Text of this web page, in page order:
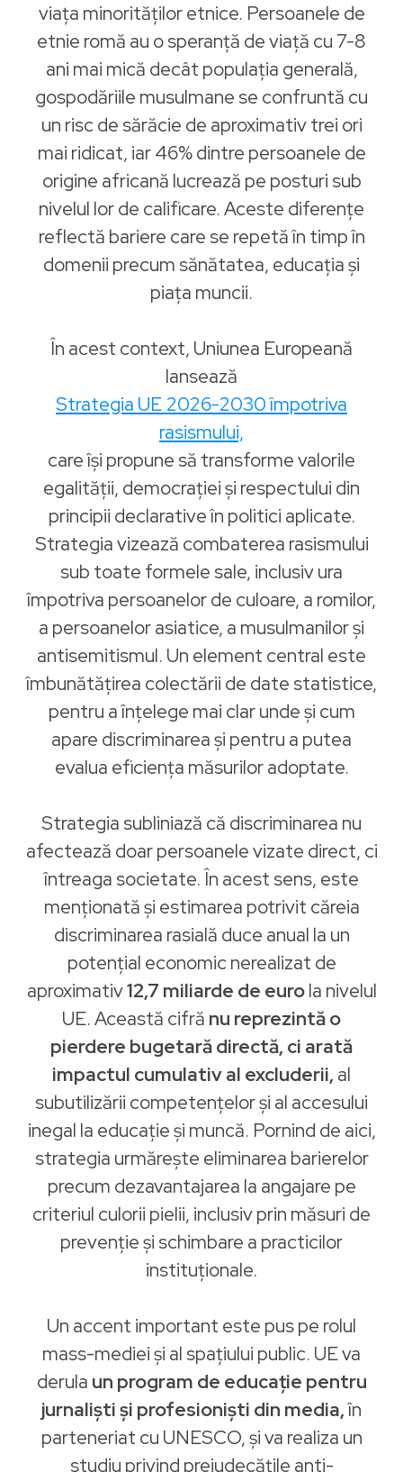
viața minorităților etnice. Persoanele de
etnie romă au o speranță de viață cu 7-8
ani mai mică decât populația generală,
gospodăriile musulmane se confruntă cu
un risc de sărăcie de aproximativ trei ori
mai ridicat, iar 46% dintre persoanele de
origine africană lucrează pe posturi sub
nivelul lor de calificare. Aceste diferențe
reflectă bariere care se repetă în timp în
domenii precum sănătatea, educația și
piața muncii.
În acest context, Uniunea Europeană
lansează
Strategia UE 2026-2030 împotriva
rasismului,
care își propune să transforme valorile
egalității, democrației și respectului din
principii declarative în politici aplicate.
Strategia vizează combaterea rasismului
sub toate formele sale, inclusiv ura
împotriva persoanelor de culoare, a romilor,
a persoanelor asiatice, a musulmanilor și
antisemitismul. Un element central este
îmbunătățirea colectării de date statistice,
pentru a înțelege mai clar unde și cum
apare discriminarea și pentru a putea
evalua eficiența măsurilor adoptate.
Strategia subliniază că discriminarea nu
afectează doar persoanele vizate direct, ci
întreaga societate. În acest sens, este
menționată și estimarea potrivit căreia
discriminarea rasială duce anual la un
potențial economic nerealizat de
aproximativ12,7 miliarde de eurola nivelul
UE. Această cifră nu reprezintă o
pierdere bugetară directă, ci arată
impactul cumulativ al excluderii, al
subutilizării competențelor și al accesului
inegal la educație și muncă. Pornind de aici,
strategia urmărește eliminarea barierelor
precum dezavantajarea la angajare pe
criteriul culorii pielii, inclusiv prin măsuri de
prevenție și schimbare a practicilor
instituționale.
Un accent important este pus pe rolul
mass-mediei și al spațiului public. UE va
derula un program de educație pentru
jurnaliști și profesioniști din media,în
parteneriat cu UNESCO, și va realiza un
studiu privind prejudecățile anti-